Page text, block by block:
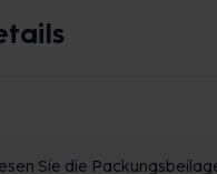
Sie die